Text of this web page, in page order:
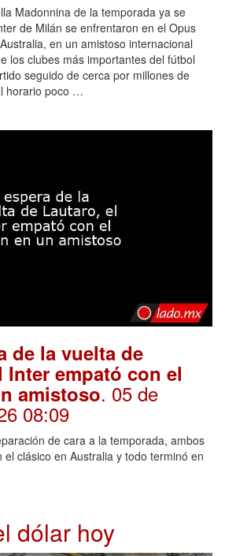
Madonnina de la temporada ya se
de Milán se enfrentaron en el Opus
en un amistoso internacional
los clubes más importantes del fútbol
seguido de cerca por millones de
horario poco …
de la vuelta de
Inter empató con el
amistoso. 05 de
08:09
de cara a la temporada, ambos
el clásico en Australia y todo terminó en
dólar hoy